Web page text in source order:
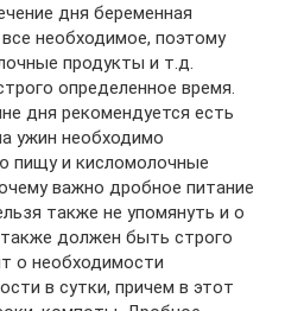
дня беременная
необходимое, поэтому
продукты и т.д.
определенное время.
дня рекомендуется есть
ужин необходимо
пищу и кисломолочные
важно дробное питание
также не упомянуть и о
должен быть строго
о необходимости
в сутки, причем в этот